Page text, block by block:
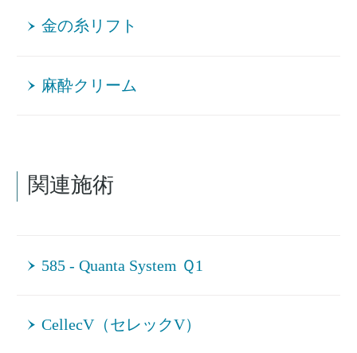
金の糸リフト
麻酔クリーム
関連施術
585 - Quanta System Ｑ1
CellecV（セレックV）